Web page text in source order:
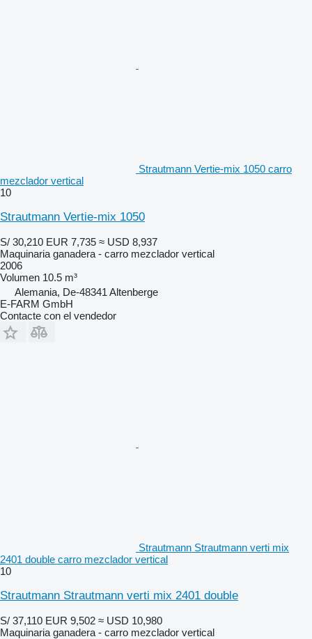
Strautmann Vertie-mix 1050 carro
mezclador vertical
10
Strautmann Vertie-mix 1050
S/ 30,210 EUR 7,735 ≈ USD 8,937
Maquinaria ganadera - carro mezclador vertical
2006
Volumen 10.5 m³
Alemania, De-48341 Altenberge
E-FARM GmbH
Contacte con el vendedor
Strautmann Strautmann verti mix
2401 double carro mezclador vertical
10
Strautmann Strautmann verti mix 2401 double
S/ 37,110 EUR 9,502 ≈ USD 10,980
Maquinaria ganadera - carro mezclador vertical